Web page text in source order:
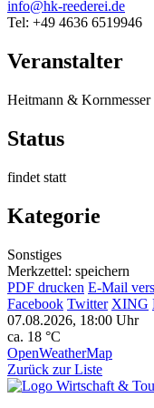
info@hk-reederei.de
Tel: +49 4636 6519946
Veranstalter
Heitmann & Kornmesser
Status
findet statt
Kategorie
Sonstiges
Merkzettel: speichern
PDF drucken E-Mail
Facebook Twitter XING
07.08.2026, 18:00 Uhr
ca. 18 °C
OpenWeatherMap
Zurück zur Liste